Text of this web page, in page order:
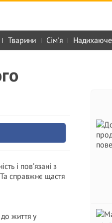
Тварини Сім'я Надихаюче
і пов’язані з
справжнє щастя
життя у